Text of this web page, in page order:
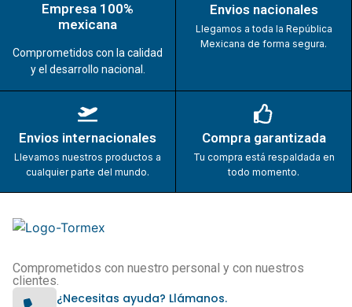
Empresa 100%
mexicana
Comprometidos con la calidad
y el desarrollo nacional.
Envios nacionales
Llegamos a toda la República
Mexicana de forma segura.
Envios internacionales
Llevamos nuestros productos a
cualquier parte del mundo.
Compra garantizada
Tu compra está respaldada en
todo momento.
Comprometidos con nuestro personal y con nuestros
clientes.
¿Necesitas ayuda? Llámanos.